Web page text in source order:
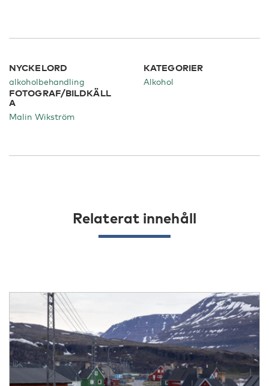
NYCKELORD
alkoholbehandling
KATEGORIER
Alkohol
FOTOGRAF/BILDKÄLL
A
Malin Wikström
Relaterat innehåll